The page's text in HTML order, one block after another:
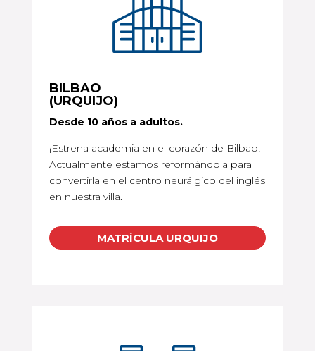
BILBAO
(URQUIJO)
Desde 10 años a adultos.
¡Estrena academia en el corazón de Bilbao!
Actualmente estamos reformándola para
convertirla en el centro neurálgico del inglés
en nuestra villa.
MATRÍCULA URQUIJO